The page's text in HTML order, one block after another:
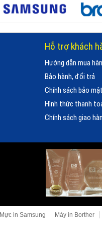
Hỗ trợ khách
Hướng dẫn mua
Bảo hành, đổi trả
Chính sách bảo mật
Hình thức thanh
Chính sách giao
Mực in Samsung Máy in Borther